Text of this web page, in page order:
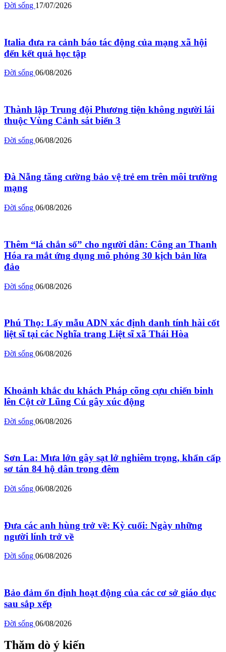
Đời sống 17/07/2026
Italia đưa ra cảnh báo tác động của mạng xã hội
đến kết quả học tập
Đời sống 06/08/2026
Thành lập Trung đội Phương tiện không người lái
thuộc Vùng Cảnh sát biển 3
Đời sống 06/08/2026
Đà Nẵng tăng cường bảo vệ trẻ em trên môi trường
mạng
Đời sống 06/08/2026
Thêm “lá chắn số” cho người dân: Công an Thanh
Hóa ra mắt ứng dụng mô phỏng 30 kịch bản lừa
đảo
Đời sống 06/08/2026
Phú Thọ: Lấy mẫu ADN xác định danh tính hài cốt
liệt sĩ tại các Nghĩa trang Liệt sĩ xã Thái Hòa
Đời sống 06/08/2026
Khoảnh khắc du khách Pháp cõng cựu chiến binh
lên Cột cờ Lũng Cú gây xúc động
Đời sống 06/08/2026
Sơn La: Mưa lớn gây sạt lở nghiêm trọng, khẩn cấp
sơ tán 84 hộ dân trong đêm
Đời sống 06/08/2026
Đưa các anh hùng trở về: Kỳ cuối: Ngày những
người lính trở về
Đời sống 06/08/2026
Bảo đảm ổn định hoạt động của các cơ sở giáo dục
sau sắp xếp
Đời sống 06/08/2026
Thăm dò ý kiến